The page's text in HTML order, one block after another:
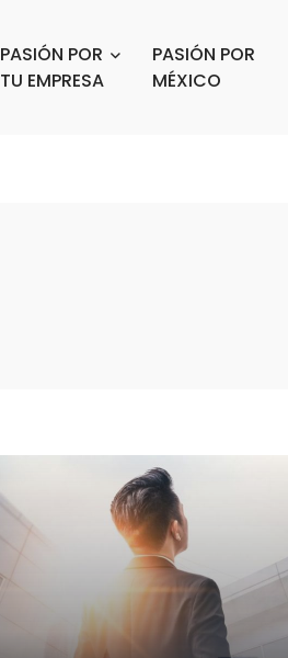
PASIÓN POR
TU EMPRESA
PASIÓN POR
MÉXICO